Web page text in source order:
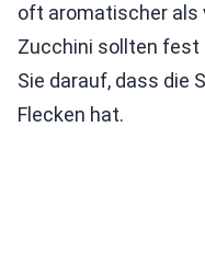
oft aromatischer als
Zucchini sollten fest
Sie darauf, dass die
Flecken hat.